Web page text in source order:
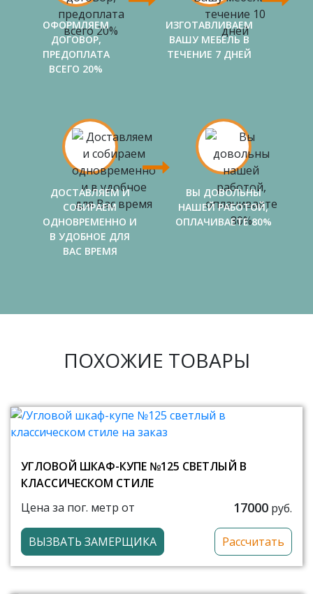
ОФОРМЛЯЕМ
ДОГОВОР,
ПРЕДОПЛАТА
ВСЕГО 20%
ИЗГОТАВЛИВАЕМ
ВАШУ МЕБЕЛЬ В
ТЕЧЕНИЕ 7 ДНЕЙ
ДОСТАВЛЯЕМ И
СОБИРАЕМ
ОДНОВРЕМЕННО И
В УДОБНОЕ ДЛЯ
ВАС ВРЕМЯ
ВЫ ДОВОЛЬНЫ
НАШЕЙ РАБОТОЙ,
ОПЛАЧИВАЕТЕ 80%
ПОХОЖИЕ ТОВАРЫ
УГЛОВОЙ ШКАФ-КУПЕ №125 СВЕТЛЫЙ В
КЛАССИЧЕСКОМ СТИЛЕ
Цена за пог. метр от
17000 руб.
ВЫЗВАТЬ ЗАМЕРЩИКА Рассчитать